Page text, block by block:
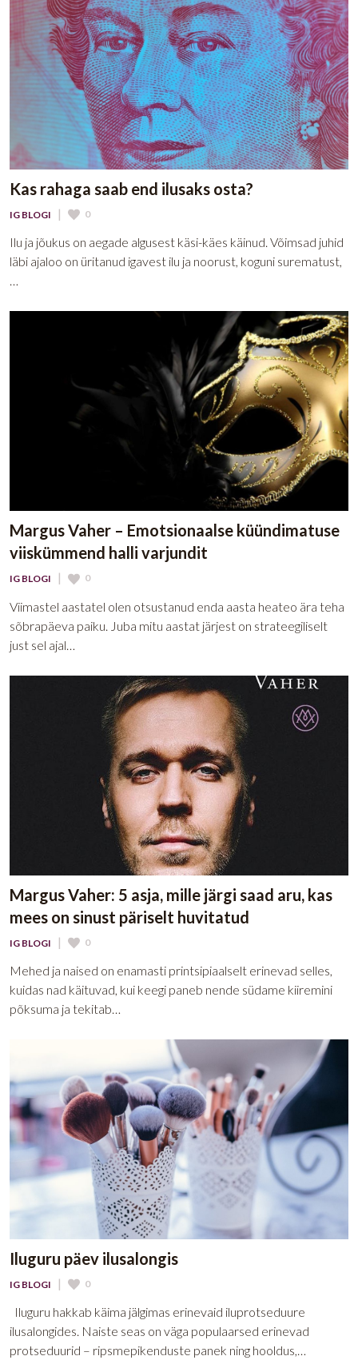
Kas rahaga saab end ilusaks osta?
IG BLOGI | 0
Ilu ja jõukus on aegade algusest käsi-käes käinud. Võimsad juhid
läbi ajaloo on üritanud igavest ilu ja noorust, koguni surematust,
…
Margus Vaher – Emotsionaalse küündimatuse
viiskümmend halli varjundit
IG BLOGI | 0
Viimastel aastatel olen otsustanud enda aasta heateo ära teha
sõbrapäeva paiku. Juba mitu aastat järjest on strateegiliselt
just sel ajal…
Margus Vaher: 5 asja, mille järgi saad aru, kas
mees on sinust päriselt huvitatud
IG BLOGI | 0
Mehed ja naised on enamasti printsipiaalselt erinevad selles,
kuidas nad käituvad, kui keegi paneb nende südame kiiremini
põksuma ja tekitab…
Iluguru päev ilusalongis
IG BLOGI | 0
Iluguru hakkab käima jälgimas erinevaid iluprotseduure
ilusalongides. Naiste seas on väga populaarsed erinevad
protseduurid – ripsmepikenduste panek ning hooldus,…